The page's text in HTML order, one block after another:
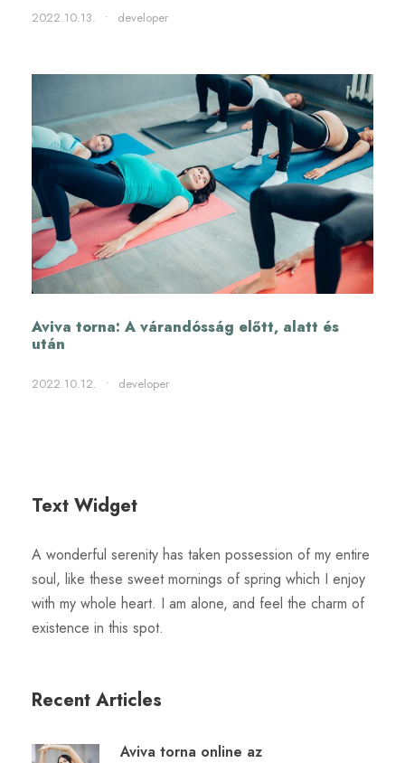
2022.10.13. • developer
Aviva torna: A várandósság előtt, alatt és
után
2022.10.12. • developer
Text Widget
A wonderful serenity has taken possession of my entire
soul, like these sweet mornings of spring which I enjoy
with my whole heart. I am alone, and feel the charm of
existence in this spot.
Recent Articles
Aviva torna online az